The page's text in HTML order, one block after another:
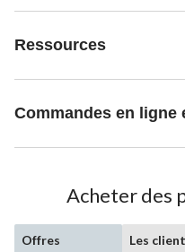
Ressources
Commandes en ligne
Acheter des
Offres
Les